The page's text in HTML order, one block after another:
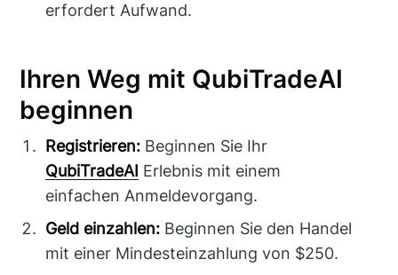
erfordert Aufwand.
Ihren Weg mit QubiTradeAI
beginnen
Registrieren: Beginnen Sie Ihr
QubiTradeAI Erlebnis mit einem
einfachen Anmeldevorgang.
Geld einzahlen: Beginnen Sie den Handel
mit einer Mindesteinzahlung von $250.